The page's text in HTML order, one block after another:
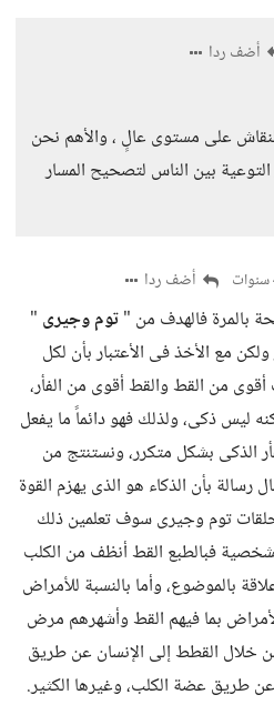
أضف ردا
على مستوى عالٍ ، والأهم نحن
بين الناس لتصحيح المسار
أضف ردا
بالمرة فالهدف من "توم وجيرى "
مع الأخذ فى الأعتبار بأن لكل
من القط والقط أقوى من الفأر،
ليس ذكى، ولذلك فهو دائماً ما يفعل
الذكى بشكل متكرر، ونستنتج من
رسالة بأن الذكاء هو الذى يهزم القوة
حلقات توم وجيرى سوف تعلمين ذلك
فبالطبع القط أنظف من الكلب
بالموضوع، وأما بالنسبة للأمراض
بما فيهم القط وأشهرهم مرض
خلال القطط إلى الإنسان عن طريق
عن طريق عضة الكلب، وغيرها الكثير.